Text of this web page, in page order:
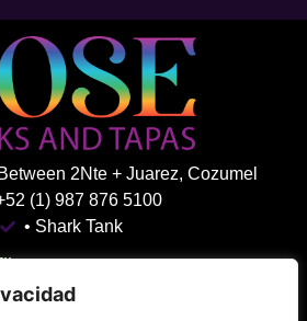
2Nte + Juarez, Cozumel
(1) 987 876 5100
• Shark Tank